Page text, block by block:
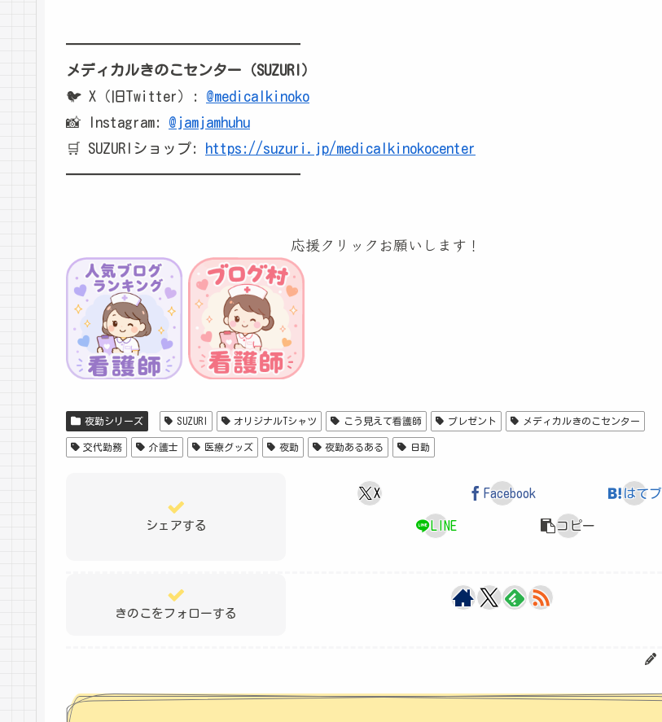
━━━━━━━━━━━━━━━━
メディカルきのこセンター（SUZURI）
🐦 X（旧Twitter）: @medicalkinoko
📸 Instagram: @jamjamhuhu
🛒 SUZURIショップ: https://suzuri.jp/medicalkinokocenter
━━━━━━━━━━━━━━━━
応援クリックお願いします！
夜勤シリーズ SUZURI オリジナルTシャツ こう見えて看護師 プレゼント メディカルきのこセンター
交代勤務 介護士 医療グッズ 夜勤 夜勤あるある 日勤
シェアする
X Facebook はてブ
LINE コピー
きのこをフォローする